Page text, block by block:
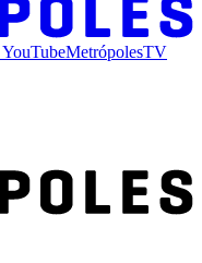
YouTubeMetrópolesTV